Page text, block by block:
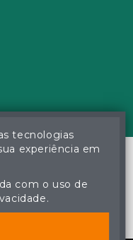
Público Oficial -
direitos reservados
do conteúdo deste site
em lei.
tecnologias
experiência em
com o uso de